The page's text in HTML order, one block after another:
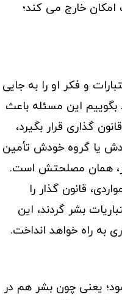
خارج می کند؛
و فکر او را به جایی
این مسئله باعث
گذاری قرار بگیرد،
یا گروه خودش تأمین
همان مصلحتش است.
قانون گذار را
بشر گردند، این
به راه خواهد انداخت.
یعنی چون بشر هم در